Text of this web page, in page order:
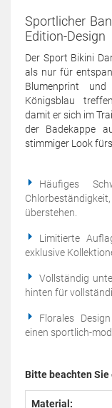
Sportlicher
Edition-Design
Der Sport Bikini
als nur für
Blumenprint
Königsblau
damit er sich im
der Badekappe
stimmiger Look
Häufiges
überstehen.
Limitierte
exklusive
Vollständig
hinten für
Florales
einen sportlich-
Bitte beachten
Material: